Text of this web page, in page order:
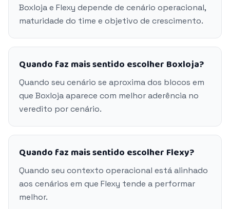
Boxloja e Flexy depende de cenário operacional,
maturidade do time e objetivo de crescimento.
Quando faz mais sentido escolher Boxloja?
Quando seu cenário se aproxima dos blocos em
que Boxloja aparece com melhor aderência no
veredito por cenário.
Quando faz mais sentido escolher Flexy?
Quando seu contexto operacional está alinhado
aos cenários em que Flexy tende a performar
melhor.